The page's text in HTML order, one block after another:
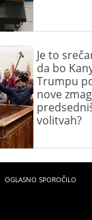
Je to
da bo
Trumpu
nove
volitvah?